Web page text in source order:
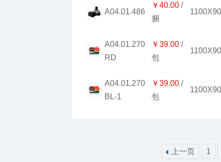
A04.01.486
￥40.00
捆
RD
￥39.00
包
BL-1
￥39.00
包
上一页 1